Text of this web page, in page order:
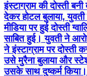
इंस्टाग्राम की दोस्ती
देकर होटल बुलाया,
मीडिया पर हुई दोस्ती
साबित हुई। युवती ने
ने इंस्टाग्राम पर दोस्ती
उसे मुरैना बुलाया और
उसके साथ दुष्कर्म किया।